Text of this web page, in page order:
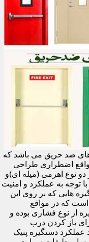
های ضد حریق می باشد که
مواقع اضطراری طراحی
نوع اهرمی (میله ای)و
توجه به عملکرد و امنیت
هایی که بر روی این
که در مواقع
از نوع فشاری بوده و
باز کردن درب
عملکرد دستگیره پنیک